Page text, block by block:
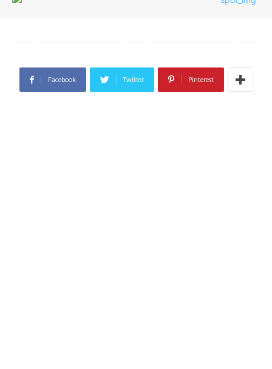
Facebook Twitter Pinterest